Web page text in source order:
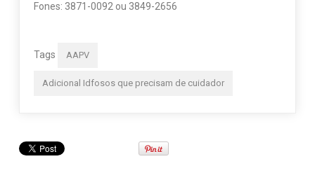
Fones: 3871-0092 ou 3849-2656
Tags AAPV
Adicional Idfosos que precisam de cuidador